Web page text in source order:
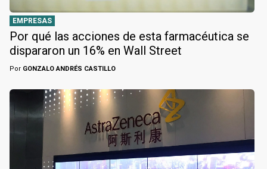
EMPRESAS
Por qué las acciones de esta farmacéutica se
dispararon un 16% en Wall Street
Por GONZALO ANDRÉS CASTILLO